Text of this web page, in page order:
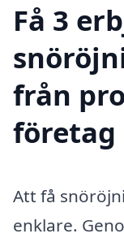
Få 3
från
företag
Att få
enklare.